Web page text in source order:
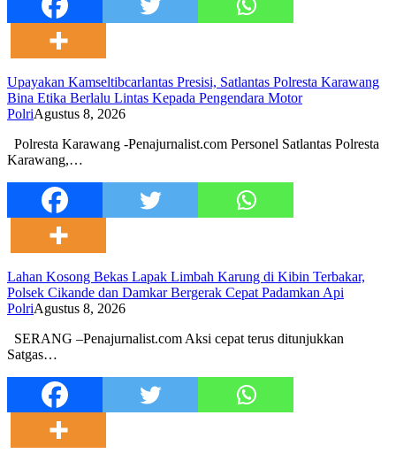
Upayakan Kamseltibcarlantas Presisi, Satlantas Polresta Karawang
Bina Etika Berlalu Lintas Kepada Pengendara Motor
PolriAgustus 8, 2026
Polresta Karawang -Penajurnalist.com Personel Satlantas Polresta
Karawang,…
Lahan Kosong Bekas Lapak Limbah Karung di Kibin Terbakar,
Polsek Cikande dan Damkar Bergerak Cepat Padamkan Api
PolriAgustus 8, 2026
SERANG –Penajurnalist.com Aksi cepat terus ditunjukkan
Satgas…